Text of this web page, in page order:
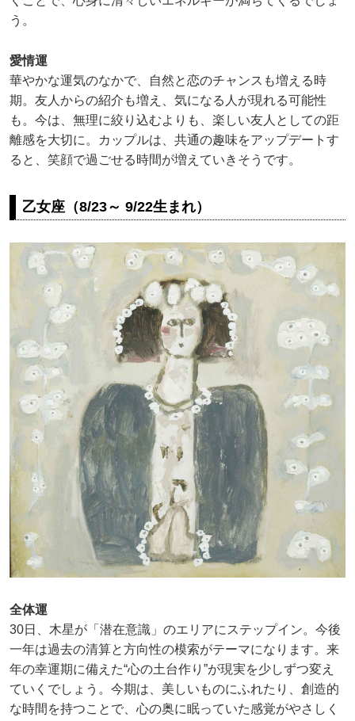
う。
愛情運
華やかな運気のなかで、自然と恋のチャンスも増える時
期。友人からの紹介も増え、気になる人が現れる可能性
も。今は、無理に絞り込むよりも、楽しい友人としての距
離感を大切に。カップルは、共通の趣味をアップデートす
ると、笑顔で過ごせる時間が増えていきそうです。
乙女座（8/23～ 9/22生まれ）
全体運
30日、木星が「潜在意識」のエリアにステップイン。今後
一年は過去の清算と方向性の模索がテーマになります。来
年の幸運期に備えた“心の土台作り”が現実を少しずつ変え
ていくでしょう。今期は、美しいものにふれたり、創造的
な時間を持つことで、心の奥に眠っていた感覚がやさしく